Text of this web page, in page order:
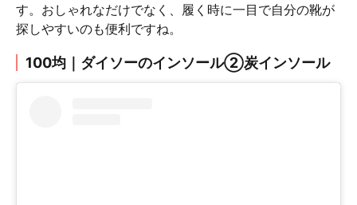
す。おしゃれなだけでなく、履く時に一目で自分の靴が
探しやすいのも便利ですね。
100均｜ダイソーのインソール②炭インソール